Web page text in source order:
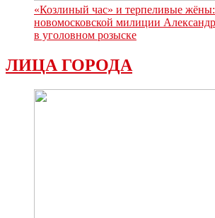
«Козлиный час» и терпеливые жёны:
новомосковской милиции
в уголовном розыске
ЛИЦА ГОРОДА